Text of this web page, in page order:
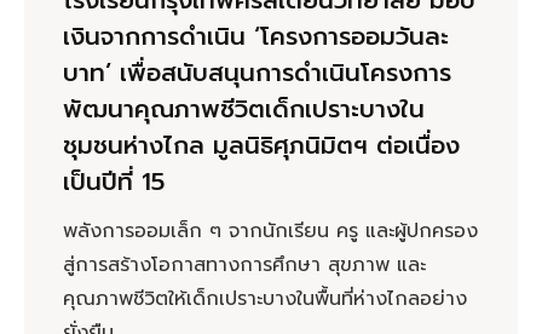
เงินจากการดำเนิน ‘โครงการออมวันละ
บาท’ เพื่อสนับสนุนการดำเนินโครงการ
พัฒนาคุณภาพชีวิตเด็กเปราะบางใน
ชุมชนห่างไกล มูลนิธิศุภนิมิตฯ ต่อเนื่อง
เป็นปีที่ 15
พลังการออมเล็ก ๆ จากนักเรียน ครู และผู้ปกครอง
สู่การสร้างโอกาสทางการศึกษา สุขภาพ และ
คุณภาพชีวิตให้เด็กเปราะบางในพื้นที่ห่างไกลอย่าง